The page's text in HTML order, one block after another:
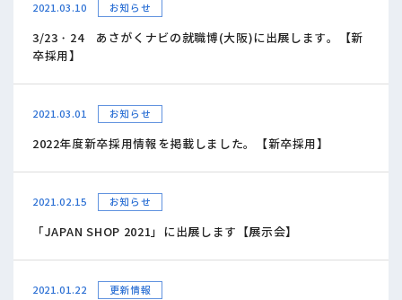
2021.03.10 お知らせ
3/23・24 あさがくナビの就職博(大阪)に出展します。【新
卒採用】
2021.03.01 お知らせ
2022年度新卒採用情報を掲載しました。【新卒採用】
2021.02.15 お知らせ
「JAPAN SHOP 2021」に出展します【展示会】
2021.01.22 更新情報